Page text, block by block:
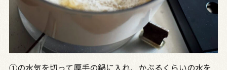
①の水気を切って厚手の鍋に入れ、かぶるくらいの水を